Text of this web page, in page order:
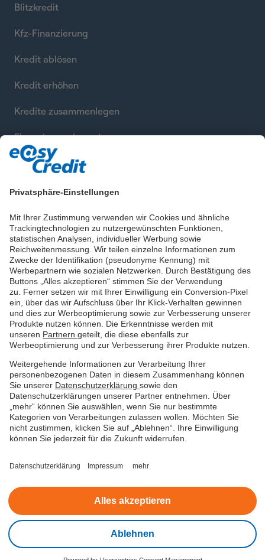
Privatsphäre-Einstellungen
Mit Ihrer Zustimmung verwenden wir Cookies und ähnliche
Trackingtechnologien zu nutzergewünschten Funktionen,
statistischen Analysen, individueller Werbung sowie
Reichweitenmessung. Wir teilen einzelne Informationen zum
Zwecke der Identifikation (pseudonyme Kennung) mit
Werbepartnern wie sozialen Netzwerken. Durch Bestätigung des
Buttons „Alles akzeptieren“ stimmen Sie der Verwendung
zu. Ferner setzen wir mit Ihrer Einwilligung ein Conversion-Pixel
ein, über das wir Aufschluss über Ihr Klick-Verhalten gewinnen
und dies zur Werbeoptimierung sowie zur Verbesserung unserer
Produkte nutzen können. Die Erkenntnisse werden mit
unseren Partnern geteilt, die diese ebenfalls zur
Werbeoptimierung und zur Verbesserung ihrer Produkte nutzen.
Weitergehende Informationen zur Verarbeitung Ihrer
personenbezogenen Daten in diesem Zusammenhang können
Sie unserer Datenschutzerklärung sowie den
Datenschutzerklärungen unserer Partner entnehmen. Über
„mehr“ können Sie auswählen, wenn Sie nur bestimmte
Kategorien von Verarbeitungen zulassen wollen. Möchten Sie
nicht zustimmen, klicken Sie auf „Ablehnen“. Ihre Einwilligung
können Sie jederzeit für die Zukunft widerrufen.
Datenschutzerklärung Impressum mehr
Ablehnen
Alles akzeptieren
Blitzkredit
Kfz-Finanzierung
Kredit ablösen
Kredit erhöhen
Kredite zusammenlegen
Finanzierung berechnen
Datenschutz Nutzungsbedingungen Impressum